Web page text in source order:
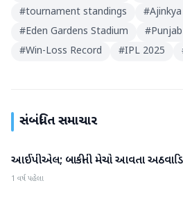
#tournament standings #
#Eden Gardens Stadium #
#Win-Loss Record #IPL 2025
સંબંધિત સમાચાર
IPL
આઈપીએલ; બાકીની મેચો આવતા
1 વર્ષ પહેલા